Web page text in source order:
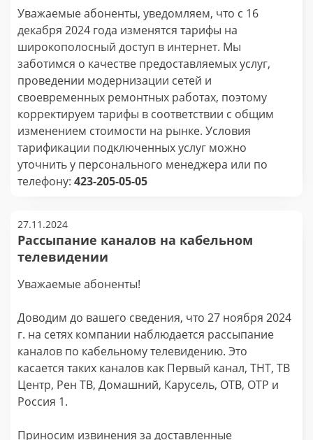
Уважаемые абоненты, уведомляем, что с 16
декабря 2024 года изменятся тарифы на
широкополосный доступ в интернет. Мы
заботимся о качестве предоставляемых услуг,
проведении модернизации сетей и
своевременных ремонтных работах, поэтому
корректируем тарифы в соответствии с общим
изменением стоимости на рынке. Условия
тарификации подключенных услуг можно
уточнить у персонального менеджера или по
телефону: 423-205-05-05
27.11.2024
Рассыпание каналов на кабельном
телевидении
Уважаемые абоненты!
Доводим до вашего сведения, что 27 ноября 2024
г. на сетях компании наблюдается рассыпание
каналов по кабельному телевидению. Это
касается таких каналов как Первый канал, ТНТ, ТВ
Центр, Рен ТВ, Домашний, Карусель, ОТВ, ОТР и
Россия 1.
Приносим извинения за доставленные